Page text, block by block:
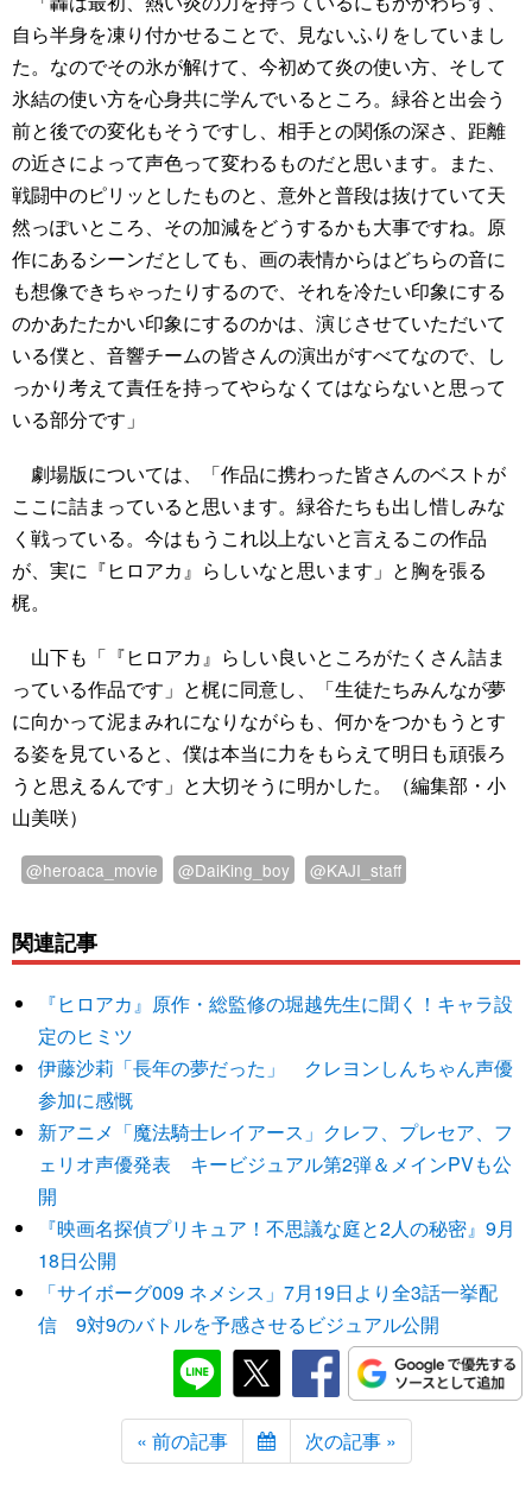
自ら半身を凍り付かせることで、見ないふりをしていまし
た。なのでその氷が解けて、今初めて炎の使い方、そして
氷結の使い方を心身共に学んでいるところ。緑谷と出会う
前と後での変化もそうですし、相手との関係の深さ、距離
の近さによって声色って変わるものだと思います。また、
戦闘中のピリッとしたものと、意外と普段は抜けていて天
然っぽいところ、その加減をどうするかも大事ですね。原
作にあるシーンだとしても、画の表情からはどちらの音に
も想像できちゃったりするので、それを冷たい印象にする
のかあたたかい印象にするのかは、演じさせていただいて
いる僕と、音響チームの皆さんの演出がすべてなので、し
っかり考えて責任を持ってやらなくてはならないと思って
いる部分です」
劇場版については、「作品に携わった皆さんのベストが
ここに詰まっていると思います。緑谷たちも出し惜しみな
く戦っている。今はもうこれ以上ないと言えるこの作品
が、実に『ヒロアカ』らしいなと思います」と胸を張る
梶。
山下も「『ヒロアカ』らしい良いところがたくさん詰ま
っている作品です」と梶に同意し、「生徒たちみんなが夢
に向かって泥まみれになりながらも、何かをつかもうとす
る姿を見ていると、僕は本当に力をもらえて明日も頑張ろ
うと思えるんです」と大切そうに明かした。（編集部・小
山美咲）
@heroaca_movie @DaiKing_boy @KAJI_staff
関連記事
『ヒロアカ』原作・総監修の堀越先生に聞く！キャラ設
定のヒミツ
伊藤沙莉「長年の夢だった」 クレヨンしんちゃん声優
参加に感慨
新アニメ「魔法騎士レイアース」クレフ、プレセア、フ
ェリオ声優発表 キービジュアル第2弾＆メインPVも公
開
『映画名探偵プリキュア！不思議な庭と2人の秘密』9月
18日公開
「サイボーグ009 ネメシス」7月19日より全3話一挙配
信 9対9のバトルを予感させるビジュアル公開
« 前の記事 次の記事 »